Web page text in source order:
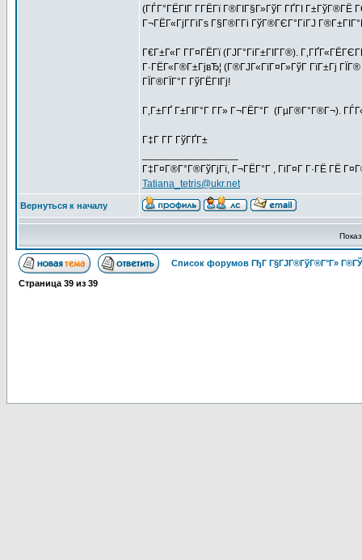
(ГЃГ°ГЁГІГ Г­ГЁГї Г®ГІГ§Г»ГўГ ГҐГІ
Г¬ГЁГ«ГјГ­ГіГѕ Г§Г®Г­Гі ГўГ®ГЄГ°ГіГЈ
Г€Г±Г«Г Г­Г¤ГЁГї (ГЈГ°ГіГ±ГІГ­Г®).
Г·ГЁГ«Г®Г±ГјвЂ¦ (Г®ГЈГ«ГїГ¤Г»ГўГ ГїГ±Гј
ГЇГ®ГЇГ°Г ГўГЁГІГј!
Г‚Г±ГҐ Г±ГІГ°Г Г­Г» Г¬ГЁГ°Г (ГµГ®Г°Г®Г¬).
Г‡Г Г­Г ГўГҐГ±
Г‡Г¤Г®Г°Г®ГўГјГї, Г¬ГЁГ°Г , ГіГ¤Г Г·ГЁ ГЁ
Tatiana_tetris@ukr.net
Вернуться к началу
Список форумов ГђГ Г§ГЈГ®ГўГ®Г°Г»
Страница 39 из 39